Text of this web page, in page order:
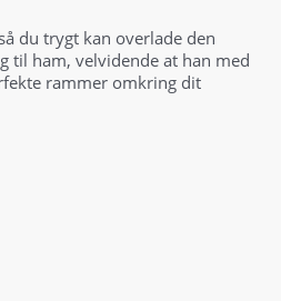
du trygt kan overlade den
til ham, velvidende at han med
rammer omkring dit